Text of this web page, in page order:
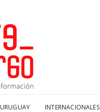
URUGUAY INTERNACIONALES